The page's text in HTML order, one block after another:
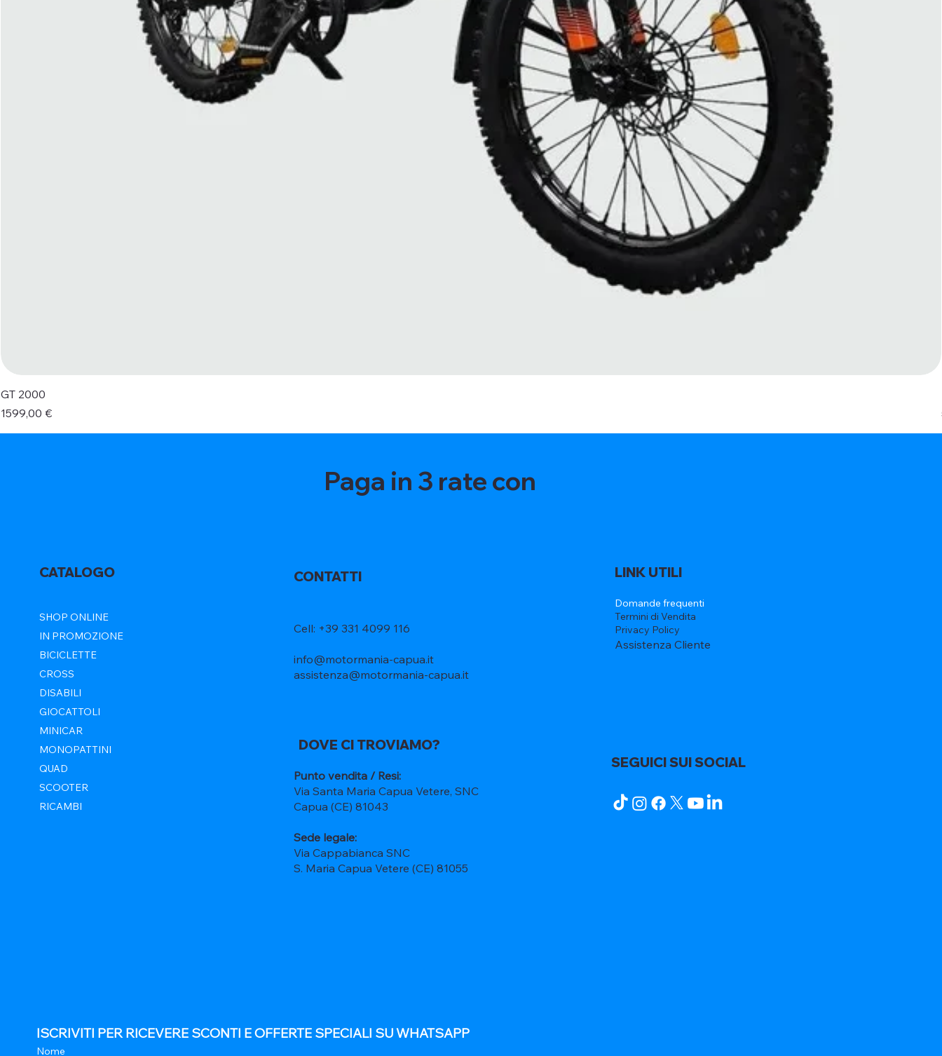
GT 2000
Prezzo
1599,00 €
Paga in 3 rate con
CATALOGO
SHOP ONLINE
IN PROMOZIONE
BICICLETTE
CROSS
DISABILI
GIOCATTOLI
MINICAR
MONOPATTINI
QUAD
SCOOTER
RICAMBI
CONTATTI
Cell: +39 331 4099 116
info@motormania-capua.it
assistenza@motormania-capua.it
DOVE CI TROVIAMO?
Punto vendita / Resi:
Via Santa Maria Capua Vetere, SNC
Capua (CE) 81043
Sede legale:
Via Cappabianca SNC
S. Maria Capua Vetere (CE) 81055
LINK UTILI
Domande frequenti
Termini di Vendita
Privacy Policy
Assistenza Cliente
SEGUICI SUI SOCIAL
ISCRIVITI PER RICEVERE SCONTI E OFFERTE SPECIALI SU WHATSAPP
Nome